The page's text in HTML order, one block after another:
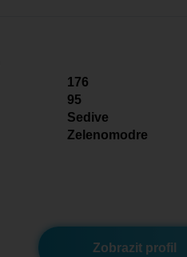
176
95
Sedive
Zelenomodre
Zobrazit profil